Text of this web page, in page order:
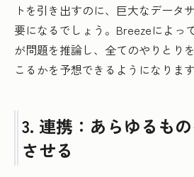
トを引き出すのに、巨大なデータ
要になるでしょう。Breezeによっ
が問題を推論し、全てのやりとり
こるかを予想できるようになります
3. 連携：あらゆるも
させる